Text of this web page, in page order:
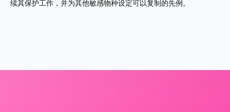
续其保护工作，并为其他敏感物种设定可以复制的先例。